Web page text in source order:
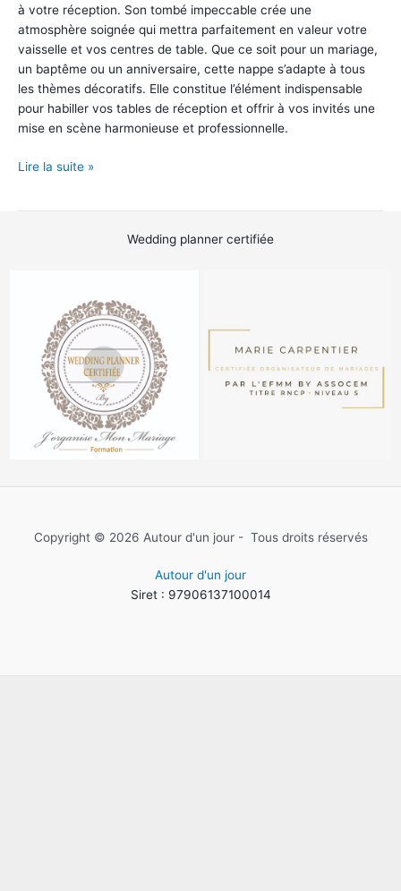
à votre réception. Son tombé impeccable crée une
atmosphère soignée qui mettra parfaitement en valeur votre
vaisselle et vos centres de table. Que ce soit pour un mariage,
un baptême ou un anniversaire, cette nappe s’adapte à tous
les thèmes décoratifs. Elle constitue l’élément indispensable
pour habiller vos tables de réception et offrir à vos invités une
mise en scène harmonieuse et professionnelle.
Nappe
Lire la suite »
Wedding planner certifiée
Copyright © 2026 Autour d'un jour - Tous droits réservés
Autour d'un jour
Siret : 97906137100014